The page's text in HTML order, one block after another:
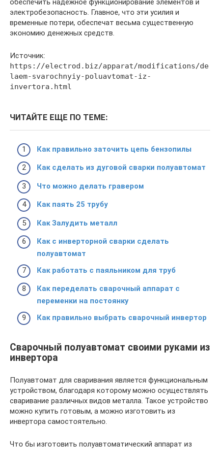
обеспечить надёжное функционирование элементов и
электробезопасность. Главное, что эти усилия и
временные потери, обеспечат весьма существенную
экономию денежных средств.
Источник:
https://electrod.biz/apparat/modifications/de
laem-svarochnyiy-poluavtomat-iz-
invertora.html
ЧИТАЙТЕ ЕЩЕ ПО ТЕМЕ:
Как правильно заточить цепь бензопилы
Как сделать из дуговой сварки полуавтомат
Что можно делать гравером
Как паять 25 трубу
Как Залудить металл
Как с инверторной сварки сделать
полуавтомат
Как работать с паяльником для труб
Как переделать сварочный аппарат с
переменки на постоянку
Как правильно выбрать сварочный инвертор
Сварочный полуавтомат своими руками из
инвертора
Полуавтомат для сваривания является функциональным
устройством, благодаря которому можно осуществлять
сваривание различных видов металла. Такое устройство
можно купить готовым, а можно изготовить из
инвертора самостоятельно.
Что бы изготовить полуавтоматический аппарат из